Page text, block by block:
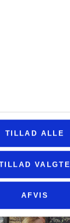
TILLAD ALLE
VALGTE
AFVIS
er vendt hjem